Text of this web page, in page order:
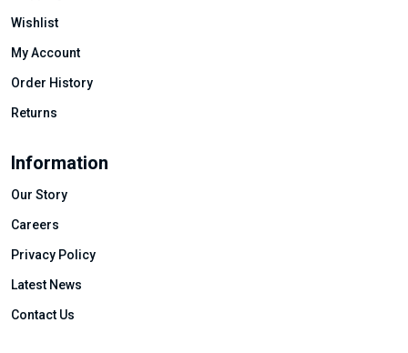
Wishlist
My Account
Order History
Returns
Information
Our Story
Careers
Privacy Policy
Latest News
Contact Us